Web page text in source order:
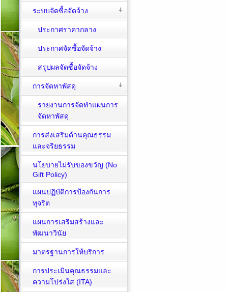
ระบบจัดซื้อจัดจ้าง
ประกาศราคากลาง
ประกาศจัดซื้อจัดจ้าง
สรุปผลจัดซื้อจัดจ้าง
การจัดหาพัสดุ
รายงานการจัดทำแผนการ
จัดหาพัสดุ
การส่งเสริมด้านคุณธรรม
และจริยธรรม
นโยบายไม่รับของขวัญ (No
Gift Policy)
แผนปฏิบัติการป้องกันการ
ทุจริต
แผนการเสริมสร้างและ
พัฒนาวินัย
มาตรฐานการให้บริการ
การประเมินคุณธรรมและ
ความโปร่งใส (ITA)